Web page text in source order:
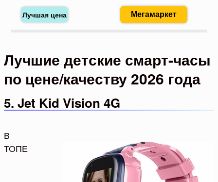
Мегамаркет
Лучшие детские смарт-часы
по цене/качеству 2026 года
5. Jet Kid Vision 4G
В
ТОПЕ